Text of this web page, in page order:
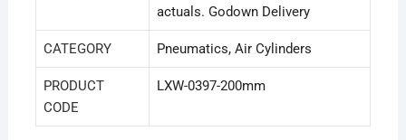
actuals. Godown Delivery
CATEGORY Pneumatics, Air Cylinders
PRODUCT
CODE
LXW-0397-200mm